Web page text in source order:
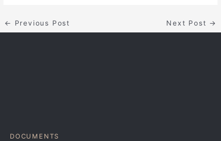
← Previous Post Next Post →
DOCUMENTS